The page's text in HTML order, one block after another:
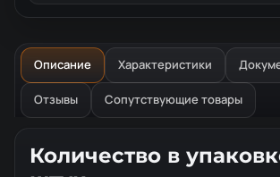
Описание Характеристики
Отзывы Сопутствующие товары
Описание товара
Количество в